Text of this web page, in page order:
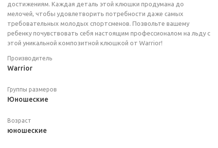
достижениям. Каждая деталь этой клюшки продумана до
мелочей, чтобы удовлетворить потребности даже самых
требовательных молодых спортсменов. Позвольте вашему
ребенку почувствовать себя настоящим профессионалом на льду с
этой уникальной композитной клюшкой от Warrior!
Производитель
Warrior
Группы размеров
Юношеские
Возраст
юношеские